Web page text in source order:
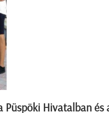
Püspöki Hivatalban